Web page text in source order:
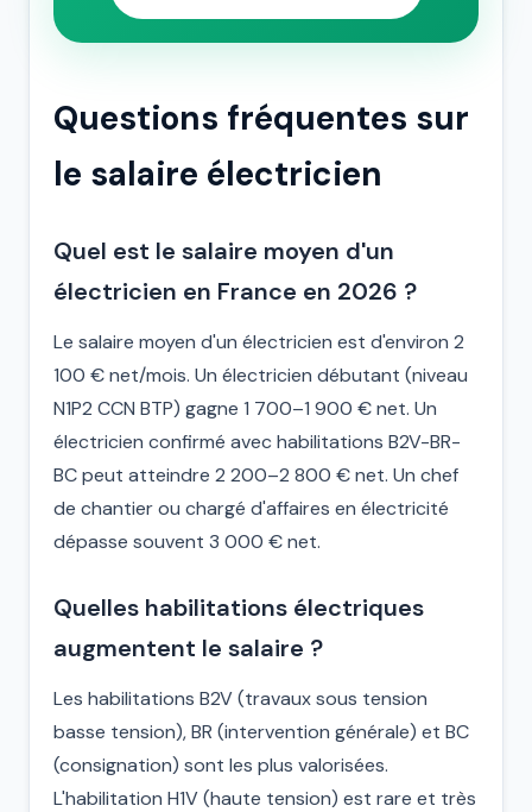
Questions fréquentes sur
le salaire électricien
Quel est le salaire moyen d'un
électricien en France en 2026 ?
Le salaire moyen d'un électricien est d'environ 2
100 € net/mois. Un électricien débutant (niveau
N1P2 CCN BTP) gagne 1 700–1 900 € net. Un
électricien confirmé avec habilitations B2V-BR-
BC peut atteindre 2 200–2 800 € net. Un chef
de chantier ou chargé d'affaires en électricité
dépasse souvent 3 000 € net.
Quelles habilitations électriques
augmentent le salaire ?
Les habilitations B2V (travaux sous tension
basse tension), BR (intervention générale) et BC
(consignation) sont les plus valorisées.
L'habilitation H1V (haute tension) est rare et très